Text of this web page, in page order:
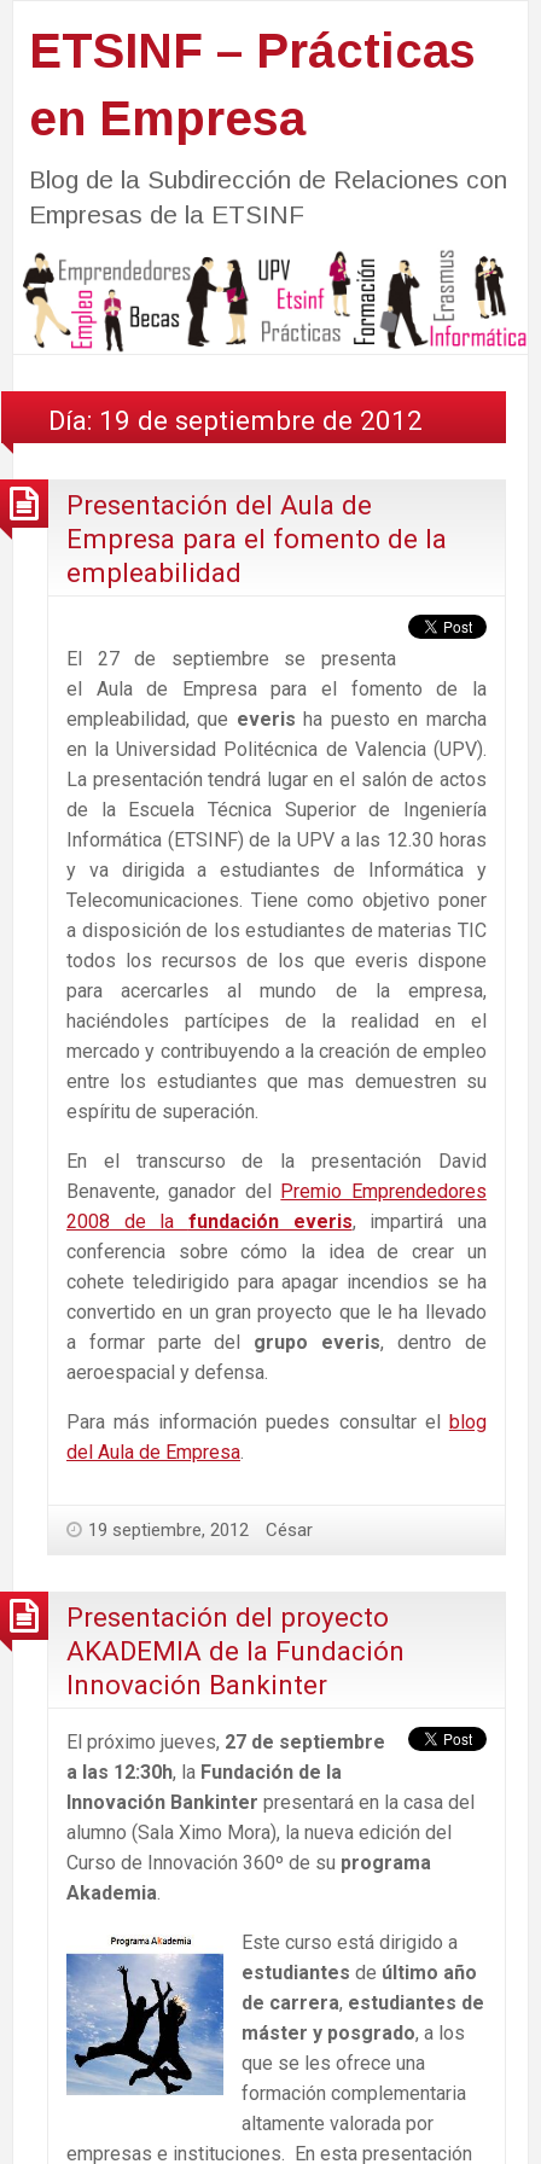
ETSINF – Prácticas
en Empresa
Blog de la Subdirección de Relaciones con
Empresas de la ETSINF
Día: 19 de septiembre de 2012
Presentación del Aula de
Empresa para el fomento de la
empleabilidad
El 27 de septiembre se presenta
el Aula de Empresa para el fomento de la
empleabilidad, que everisha puesto en marcha
en la Universidad Politécnica de Valencia (UPV).
La presentación tendrá lugar en el salón de actos
de la Escuela Técnica Superior de Ingeniería
Informática (ETSINF) de la UPV a las 12.30 horas
y va dirigida a estudiantes de Informática y
Telecomunicaciones. Tiene como objetivo poner
a disposición de los estudiantes de materias TIC
todos los recursos de los que everis dispone
para acercarles al mundo de la empresa,
haciéndoles partícipes de la realidad en el
mercado y contribuyendo a la creación de empleo
entre los estudiantes que mas demuestren su
espíritu de superación.
En el transcurso de la presentación David
Benavente, ganador del Premio Emprendedores
2008 de la fundación everis, impartirá una
conferencia sobre cómo la idea de crear un
cohete teledirigido para apagar incendios se ha
convertido en un gran proyecto que le ha llevado
a formar parte del grupo everis, dentro de
aeroespacial y defensa.
Para más información puedes consultar el blog
del Aula de Empresa.
19 septiembre, 2012 César
Presentación del proyecto
AKADEMIA de la Fundación
Innovación Bankinter
El próximo jueves, 27 de septiembre
a las 12:30h, la Fundación de la
Innovación Bankinter presentará en la casa del
alumno (Sala Ximo Mora), la nueva edición del
Curso de Innovación 360º de su programa
Akademia.
Este curso está dirigido a
estudiantes de último año
de carrera, estudiantes de
máster y posgrado, a los
que se les ofrece una
formación complementaria
altamente valorada por
empresas e instituciones. En esta presentación